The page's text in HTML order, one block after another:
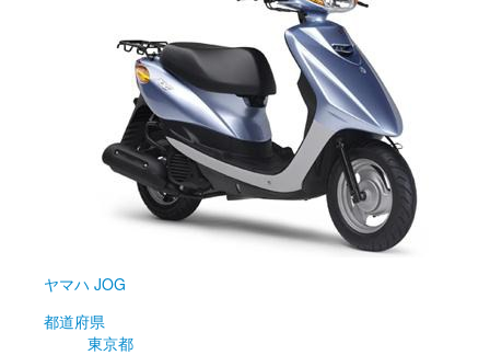
ヤマハ JOG
都道府県
東京都